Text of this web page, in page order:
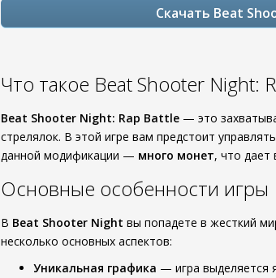
Скачать Beat
Что такое Beat Shooter
Beat Shooter Night: Rap Battle — это
стрелялок. В этой игре вам предстоит
данной модификации — много монет, что дает
Основные особенности игры
В Beat Shooter Night вы попадете в жесткий
несколько основных аспектов:
Уникальная графика — игра выделяется